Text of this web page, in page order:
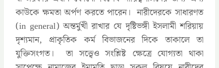
কাউকে ক্ষমতা অর্পণ করতে পারেন। নারীদেরকে সাধারণত
(in general) অন্তর্মুখী রাখার যে দৃষ্টিভঙ্গী ইসলামী শরিয়ায়
দৃশ্যমান, প্রাকৃতিক কর্ম বিভাজনের দিকে তাকালে তা
যুক্তিসংগত। তা সত্ত্বেও সংশ্লিষ্ট ক্ষেত্রে যোগ্যতা থাকা